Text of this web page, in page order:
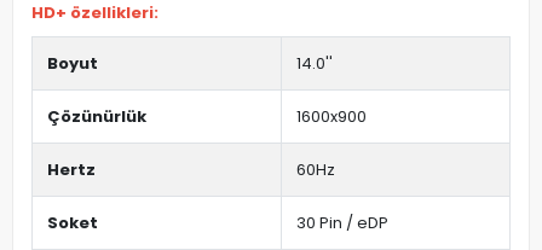
HD+ özellikleri:
Boyut 14.0''
Çözünürlük 1600x900
Hertz 60Hz
Soket 30 Pin / eDP